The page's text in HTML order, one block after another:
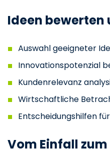
Ideen bewerten
Auswahl geeigneter
Innovationspotenzial
Kundenrelevanz
Wirtschaftliche
Entscheidungshilfen
Vom Einfall